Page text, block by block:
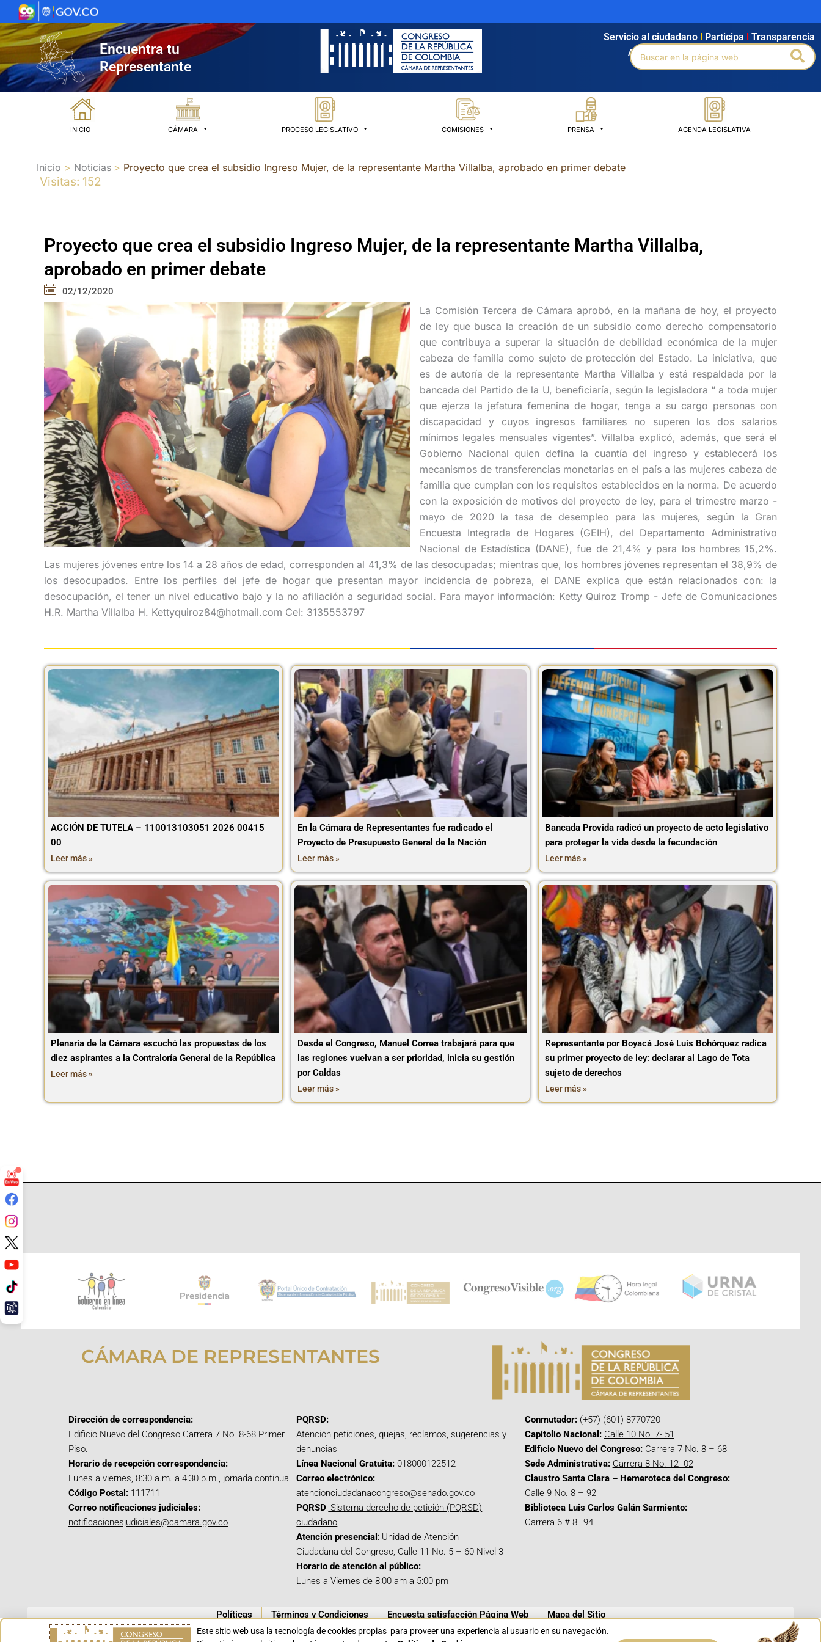
al
contenido
Encuentra tu
Representante
Agendamiento Intranet Búsqueda avanzada
Servicio al ciudadano Participa Transparencia
Buscar
por:
INICIO CÁMARA PROCESO LEGISLATIVO COMISIONES PRENSA AGENDA LEGISLATIVA
Inicio Noticias Proyecto que crea el subsidio Ingreso Mujer, de la representante Martha Villalba, aprobado en primer debate
Visitas: 152
Proyecto que crea el subsidio Ingreso Mujer, de la representante Martha Villalba,
aprobado en primer debate
02/12/2020
La Comisión Tercera de Cámara aprobó, en la mañana de hoy, el proyecto
de ley que busca la creación de un subsidio como derecho compensatorio
que contribuya a superar la situación de debilidad económica de la mujer
cabeza de familia como sujeto de protección del Estado. La iniciativa, que
es de autoría de la representante Martha Villalba y está respaldada por la
bancada del Partido de la U, beneficiaría, según la legisladora “ a toda mujer
que ejerza la jefatura femenina de hogar, tenga a su cargo personas con
discapacidad y cuyos ingresos familiares no superen los dos salarios
mínimos legales mensuales vigentes”. Villalba explicó, además, que será el
Gobierno Nacional quien defina la cuantía del ingreso y establecerá los
mecanismos de transferencias monetarias en el país a las mujeres cabeza de
familia que cumplan con los requisitos establecidos en la norma. De acuerdo
con la exposición de motivos del proyecto de ley, para el trimestre marzo -
mayo de 2020 la tasa de desempleo para las mujeres, según la Gran
Encuesta Integrada de Hogares (GEIH), del Departamento Administrativo
Nacional de Estadística (DANE), fue de 21,4% y para los hombres 15,2%.
Las mujeres jóvenes entre los 14 a 28 años de edad, corresponden al 41,3% de las desocupadas; mientras que, los hombres jóvenes representan el 38,9% de
los desocupados. Entre los perfiles del jefe de hogar que presentan mayor incidencia de pobreza, el DANE explica que están relacionados con: la
desocupación, el tener un nivel educativo bajo y la no afiliación a seguridad social. Para mayor información: Ketty Quiroz Tromp - Jefe de Comunicaciones
H.R. Martha Villalba H. Kettyquiroz84@hotmail.com Cel: 3135553797
ACCIÓN DE TUTELA – 110013103051 2026 00415
00
Leer más »
En la Cámara de Representantes fue radicado el
Proyecto de Presupuesto General de la Nación
Leer más »
Bancada Provida radicó un proyecto de acto legislativo
para proteger la vida desde la fecundación
Leer más »
Plenaria de la Cámara escuchó las propuestas de los
diez aspirantes a la Contraloría General de la República
Leer más »
Desde el Congreso, Manuel Correa trabajará para que
las regiones vuelvan a ser prioridad, inicia su gestión
por Caldas
Leer más »
Representante por Boyacá José Luis Bohórquez radica
su primer proyecto de ley: declarar al Lago de Tota
sujeto de derechos
Leer más »
CÁMARA DE REPRESENTANTES
Dirección de correspondencia:
Edificio Nuevo del Congreso Carrera 7 No. 8-68 Primer
Piso.
Horario de recepción correspondencia:
Lunes a viernes, 8:30 a.m. a 4:30 p.m., jornada continua.
Código Postal: 111711
Correo notificaciones judiciales:
notificacionesjudiciales@camara.gov.co
PQRSD:
Atención peticiones, quejas, reclamos, sugerencias y
denuncias
Línea Nacional Gratuita: 018000122512
Correo electrónico:
atencionciudadanacongreso@senado.gov.co
PQRSD: Sistema derecho de petición (PQRSD)
ciudadano
Atención presencial : Unidad de Atención
Ciudadana del Congreso, Calle 11 No. 5 – 60 Nivel 3
Horario de atención al público:
Lunes a Viernes de 8:00 am a 5:00 pm
Conmutador:(+57) (601) 8770720
Capitolio Nacional: Calle 10 No. 7- 51
Edificio Nuevo del Congreso: Carrera 7 No. 8 – 68
Sede Administrativa: Carrera 8 No. 12- 02
Claustro Santa Clara – Hemeroteca del Congreso:
Calle 9 No. 8 – 92
Biblioteca Luis Carlos Galán Sarmiento:
Carrera 6 # 8–94
Políticas Términos y Condiciones Encuesta satisfacción Página Web Mapa del Sitio
Este sitio web usa la tecnología de cookies propias para proveer una experiencia al usuario en su navegación.